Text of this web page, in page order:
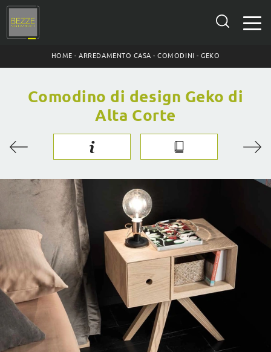
HOME -ARREDAMENTO CASA -COMODINI -GEKO
Comodino di design Geko di
Alta Corte